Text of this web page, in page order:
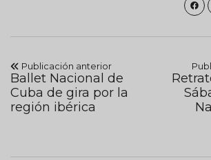
Publicación anterior
Ballet Nacional de
Cuba de gira por la
región ibérica